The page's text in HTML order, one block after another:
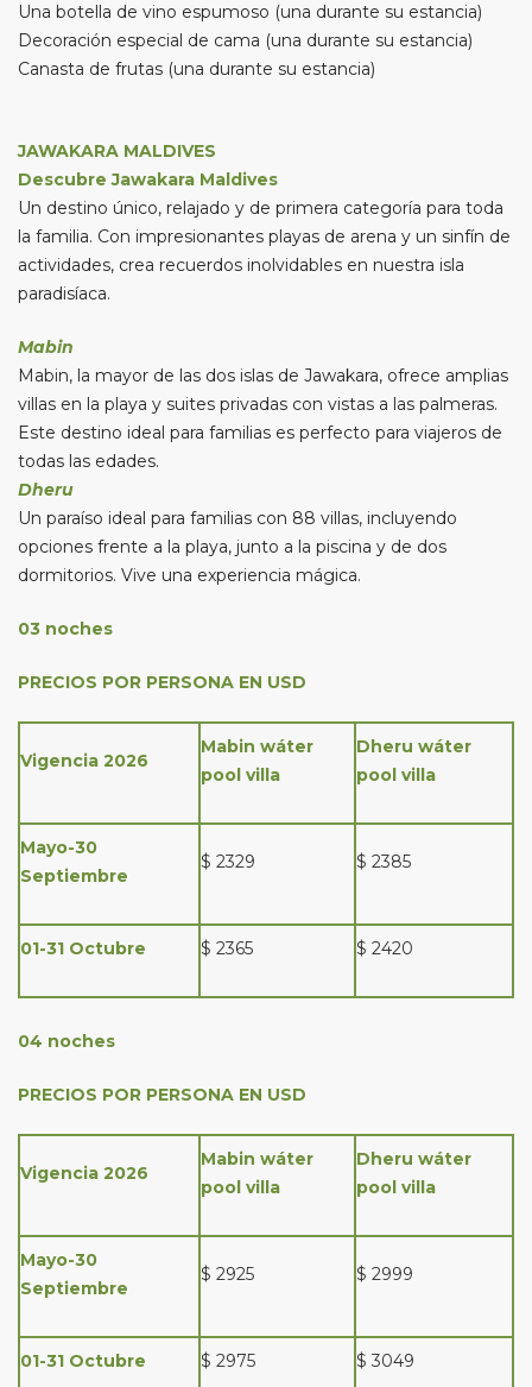
Una botella de vino espumoso (una durante su estancia)
Decoración especial de cama (una durante su estancia)
Canasta de frutas (una durante su estancia)
JAWAKARA MALDIVES
Descubre Jawakara Maldives
Un destino único, relajado y de primera categoría para toda
la familia. Con impresionantes playas de arena y un sinfín de
actividades, crea recuerdos inolvidables en nuestra isla
paradisíaca.
Mabin
Mabin, la mayor de las dos islas de Jawakara, ofrece amplias
villas en la playa y suites privadas con vistas a las palmeras.
Este destino ideal para familias es perfecto para viajeros de
todas las edades.
Dheru
Un paraíso ideal para familias con 88 villas, incluyendo
opciones frente a la playa, junto a la piscina y de dos
dormitorios. Vive una experiencia mágica.
03 noches
PRECIOS POR PERSONA EN USD
Vigencia 2026
Mabin wáter
pool villa
Dheru wáter
pool villa
Mayo-30
Septiembre
$ 2329 $ 2385
01-31 Octubre $ 2365 $ 2420
04 noches
PRECIOS POR PERSONA EN USD
Vigencia 2026
Mabin wáter
pool villa
Dheru wáter
pool villa
Mayo-30
Septiembre
$ 2925 $ 2999
01-31 Octubre $ 2975 $ 3049